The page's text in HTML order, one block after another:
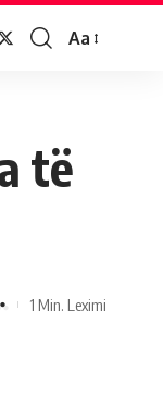
Aa
të
1 Min. Leximi